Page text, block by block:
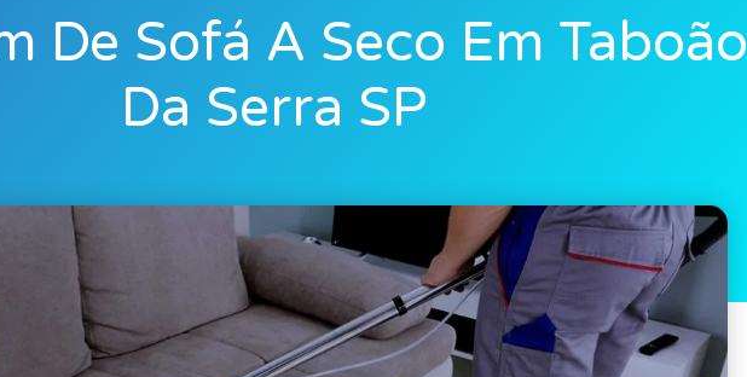
De Sofá A Seco Em Taboão
Da Serra SP